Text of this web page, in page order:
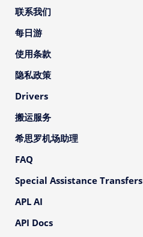
联系我们
每日游
使用条款
隐私政策
Drivers
搬运服务
希思罗机场助理
FAQ
Special Assistance Transfers
APL AI
API Docs